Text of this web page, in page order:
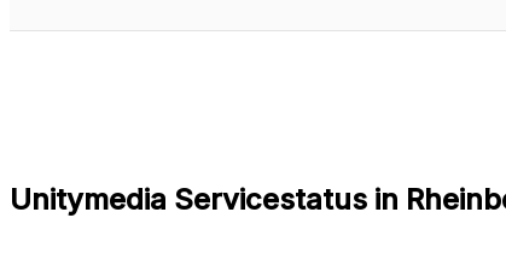
Unitymedia Servicestatus in